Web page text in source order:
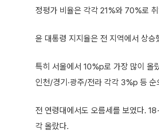
정평가 비율은 각각 21%와 70%로
윤 대통령 지지율은 전 지역에서 상승
특히 서울에서 10%p로 가장 많이
인천/경기·광주/전라 각각 3%p 등 순
전 연령대에서도 오름세를 보였다.
각 올랐다.